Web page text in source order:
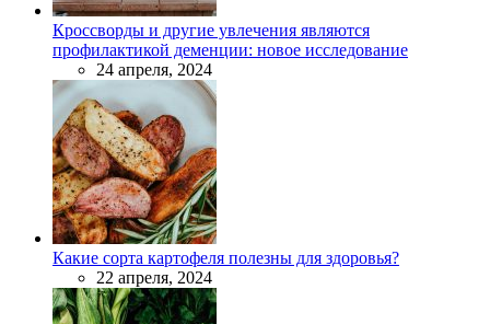
Кроссворды и другие увлечения являются
профилактикой деменции: новое исследование
24 апреля, 2024
Какие сорта картофеля полезны для здоровья?
22 апреля, 2024